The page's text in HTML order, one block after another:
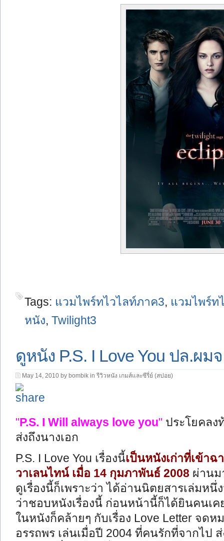
Tags: แวมไพร์ทไวไลท์ภาค3, แวมไพร์ท
หนัง, Twilight3
ดูหนัง P.S. I Love You ปล.ผ
May 14, 2010 by bombik inรีวิวหนัง เกมส์และซีรี่ย์ (สปอย)
"P.S. I Will always love you" ประโยคล
ส่งถึงนางเอก
P.S. I Love You เรื่องนี้เป็นหนังเก่าที่เข้าฉ
วาเลนไทน์ เมื่อ 14 กุมภาพันธ์ 2008 ผ่านม
ดูเรื่องนี้ก็เพราะว่า ได้อ่านนิตยสารเล่มห
ว่าชอบหนังเรื่องนี้ ก่อนหน้านี้ก็ได้ยินคนเค
ในหนังก็คล้ายๆ กับเรื่อง Love Letter จด
อรรถพร เล่นเมื่อปี 2004 ที่คนรักที่จากไป